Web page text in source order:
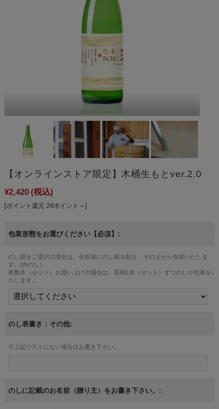
【オンラインストア限定】木桶生もとver.2.0
¥2,420 (税込)
[ポイント還元 24ポイント～]
包装形態をお選びください【必須】:
のし紙をご選択の場合は、化粧箱にのし紙を貼り、その上から包装いたしま
す。(内のし）
複数本（セット）お買い上げの場合は、原則1本（セット）ずつのしや包装をい
たします。
のし表書き：その他:
※上記リストにない場合はお書き下さい。
のしに記載のお名前（贈り主）をお書き下さい。: